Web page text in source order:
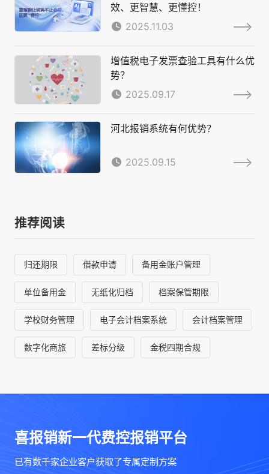
效、更智慧、更懂控！
2025.11.03
增值税电子发票查验工具有什么优
势？
2025.09.17
河北报销系统有何优势？
2025.09.15
推荐阅读
归还期限 借款申请 备用金账户管理
单位备用金 无纸化归档 档案保管期限
学校财务管理 电子会计档案系统 会计档案管理
数字化商旅 差标分级 金税四期合规
喜报销新一代费控报销平台
已有数千家企业客户获取了专属定制方案